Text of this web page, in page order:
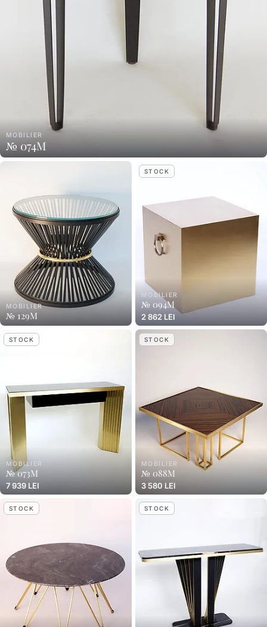
MOBILIER
№ 074M
MOBILIER
№ 129M
STOCK
MOBILIER
№ 094M
2 862 LEI
STOCK
MOBILIER
№ 073M
7 939 LEI
STOCK
MOBILIER
№ 088M
3 580 LEI
STOCK STOCK